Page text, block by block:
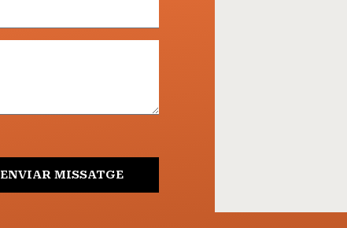
ENVIAR MISSATGE